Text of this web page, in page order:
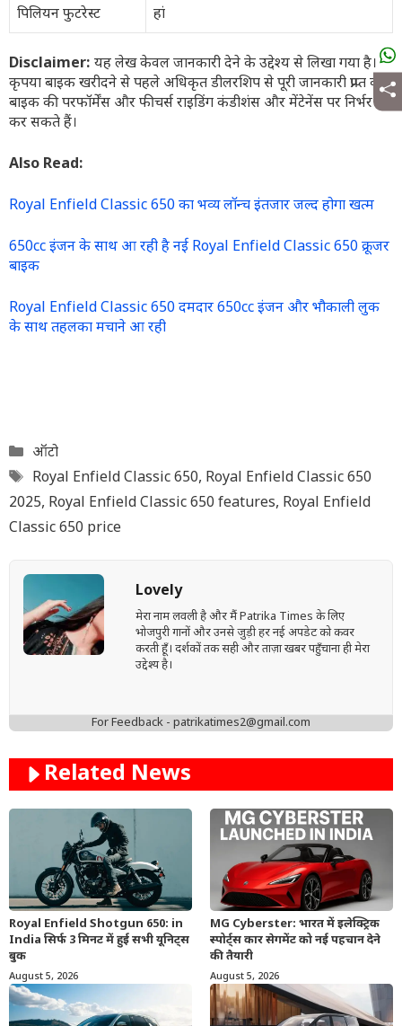
पिलियन फुटरेस्ट हां
Disclaimer: यह लेख केवल जानकारी देने के उद्देश्य से लिखा गया है।
कृपया बाइक खरीदने से पहले अधिकृत डीलरशिप से पूरी जानकारी प्राप्त करें।
बाइक की परफॉर्मेंस और फीचर्स राइडिंग कंडीशंस और मेंटेनेंस पर निर्भर
कर सकते हैं।
Also Read:
Royal Enfield Classic 650 का भव्य लॉन्च इंतजार जल्द होगा खत्म
650cc इंजन के साथ आ रही है नई Royal Enfield Classic 650 क्रूजर
बाइक
Royal Enfield Classic 650 दमदार 650cc इंजन और भौकाली लुक
के साथ तहलका मचाने आ रही
Categories
ऑटो
Tags
Royal Enfield Classic 650, Royal Enfield Classic 650
2025, Royal Enfield Classic 650 features, Royal Enfield
Classic 650 price
Lovely
मेरा नाम लवली है और मैं Patrika Times के लिए
भोजपुरी गानों और उनसे जुड़ी हर नई अपडेट को कवर
करती हूँ। दर्शकों तक सही और ताज़ा खबर पहुँचाना ही मेरा
उद्देश्य है।
For Feedback - patrikatimes2@gmail.com
Related News
Royal Enfield Shotgun 650: in
India सिर्फ 3 मिनट में हुई सभी यूनिट्स
बुक
August 5, 2026
MG Cyberster: भारत में इलेक्ट्रिक
स्पोर्ट्स कार सेगमेंट को नई पहचान देने
की तैयारी
August 5, 2026